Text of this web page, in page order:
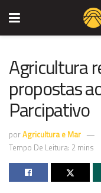
Agricultura
propostas
Parcipativo
porAgricultura e Mar
Tempo De Leitura: 2 mins